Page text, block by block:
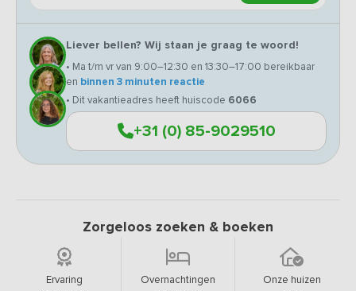
Liever bellen? Wij staan je graag te woord!
• Ma t/m vr van 9:00–12:30 en 13:30–17:00 bereikbaar
en binnen 3 minuten reactie
• Dit vakantieadres heeft huiscode 6066
+31 (0) 85-9029510
Zorgeloos zoeken & boeken
Ervaring Overnachtingen Onze huizen